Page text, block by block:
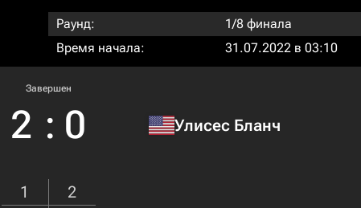
Раунд:
1/8 финала
Время начала:
31.07.2022 в 03:10
Завершен
2 : 0 Улисес Бланч
1
2